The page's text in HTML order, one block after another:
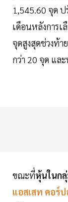
1,545.60 จุด ป
เดือนหลังการ
จุดสูงสุดช่วงท้
กว่า 20 จุด แล
ขณะที่หุ้นในก
แอสเสท คอร์ป